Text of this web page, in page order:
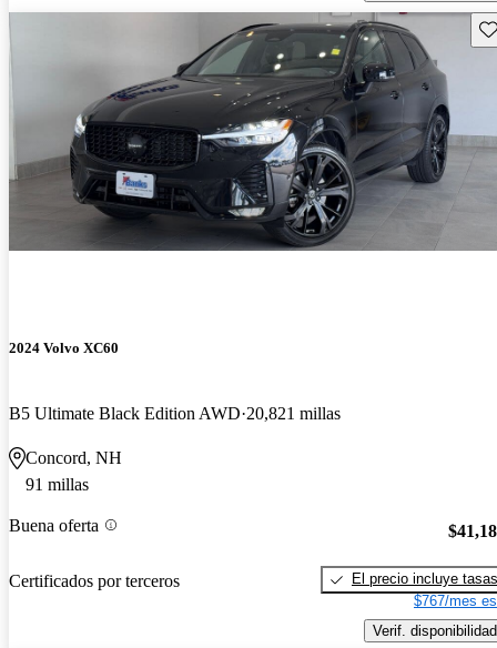
2024 Volvo XC60
B5 Ultimate Black Edition AWD 20,821 millas
Concord, NH
91 millas
Buena oferta
Certificados por terceros
El precio incluye tasas
$767/mes
Verif. disponibilidad